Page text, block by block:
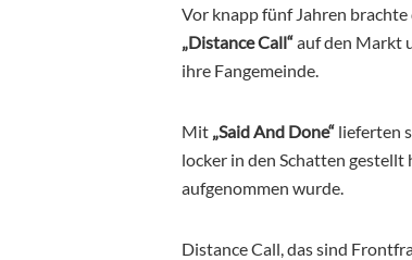
Vor knapp fünf Jahren
„Distance Call“auf den Markt
ihre Fangemeinde.
Mit „Said And Done“ lieferten
locker in den Schatten
aufgenommen wurde.
Distance Call, das sind